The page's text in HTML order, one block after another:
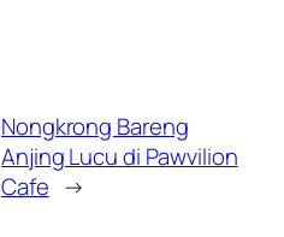
Nongkrong Bareng
Anjing Lucu di Pawvilion
Cafe →